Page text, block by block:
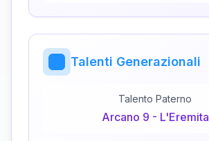
Talenti Generazionali
Talento Paterno
Arcano 9 - L'Eremita